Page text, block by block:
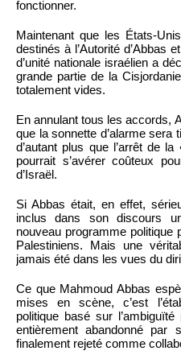
fonctionner.
Maintenant que les États-
destinés à l’Autorité d’Abbas
d’unité nationale israélien a
grande partie de la
totalement vides.
En annulant tous les accords,
que la sonnette d’alarme sera
d’autant plus que l’arrêt de
pourrait s’avérer coûteux
d’Israël.
Si Abbas était, en effet,
inclus dans son discours
nouveau programme politique
Palestiniens. Mais une
jamais été dans les vues du
Ce que Mahmoud Abbas
mises en scène, c’est
politique basé sur
entièrement abandonné par
finalement rejeté comme